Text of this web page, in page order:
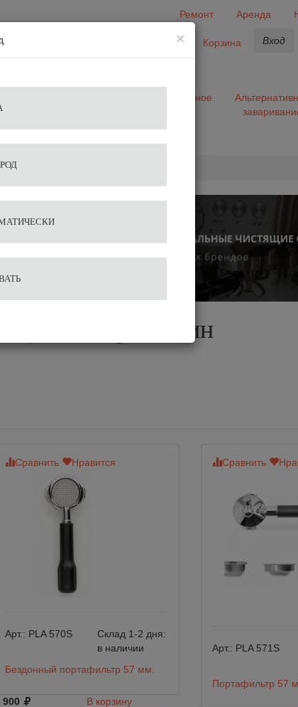
Ремонт Аренда
Избранное Корзина Вход
Разное
для кофемашин
Сравнить Нравится
Арт.: PLA 570S
Склад 1-2 дня:
в наличии
Бездонный портафильтр 57 мм.
900
В корзину
Сравнить
Арт.: PLA 571S
Портафильтр 57
×